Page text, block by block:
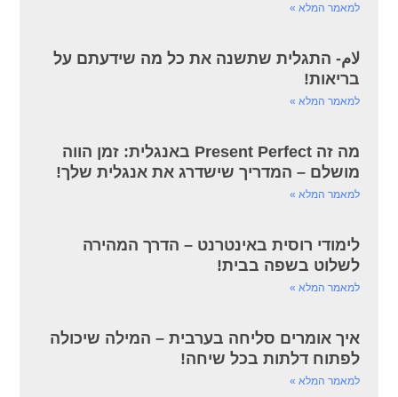
למאמר המלא »
لام- התגלית שתשנה את כל מה שידעתם על
בריאות!
למאמר המלא »
מה זה Present Perfect באנגלית: זמן הווה
מושלם – המדריך שישדרג את אנגלית שלך!
למאמר המלא »
לימודי רוסית באינטרנט – הדרך המהירה
לשלוט בשפה בבית!
למאמר המלא »
איך אומרים סליחה בערבית – המילה שיכולה
לפתוח דלתות בכל שיחה!
למאמר המלא »